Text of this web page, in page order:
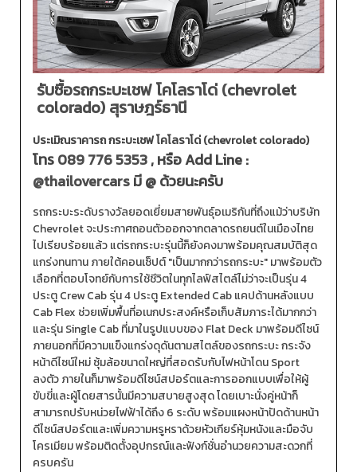
รับซื้อรถกระบะเชฟ โคโลราโด่ (chevrolet
colorado) สุราษฎร์ธานี
ประเมิณราคารถ กระบะเชฟ โคโลราโด่ (chevrolet colorado)
โทร089 776 5353, หรือ Add Line :
@thailovercarsมี @ ด้วยนะครับ
รถกระบะระดับรางวัลยอดเยี่ยมสายพันธุ์อเมริกันที่ถึงแม้ว่าบริษัท
Chevrolet จะประกาศถอนตัวออกจากตลาดรถยนต์ในเมืองไทย
ไปเรียบร้อยแล้ว แต่รถกระบะรุ่นนี้ก็ยังคงมาพร้อมคุณสมบัติสุด
แกร่งทนทาน ภายใต้คอนเซ็ปต์ "เป็นมากกว่ารถกระบะ" มาพร้อมตัว
เลือกที่ตอบโจทย์กับการใช้ชีวิตในทุกไลฟ์สไตล์ไม่ว่าจะเป็นรุ่น 4
ประตู Crew Cab รุ่น 4 ประตู Extended Cab แคปด้านหลังแบบ
Cab Flex ช่วยเพิ่มพื้นที่อเนกประสงค์หรือเก็บสัมภาระได้มากกว่า
และรุ่น Single Cab ที่มาในรูปแบบของ Flat Deck มาพร้อมดีไซน์
ภายนอกที่มีความแข็งแกร่งดุดันตามสไตล์ของรถกระบะ กระจัง
หน้าดีไซน์ใหม่ ซุ้มล้อขนาดใหญ่ที่สอดรับกับไฟหน้าโดน Sport
ลงตัว ภายในก็มาพร้อมดีไซน์สปอร์ตและการออกแบบเพื่อให้ผู้
ขับขี่และผู้โดยสารนั้นมีความสบายสูงสุด โดยเบาะนั่งคู่หน้าก็
สามารถปรับหน่วยไฟฟ้าได้ถึง 6 ระดับ พร้อมแผงหน้าปัดด้านหน้า
ดีไซน์สปอร์ตและเพิ่มความหรูหราด้วยหัวเกียร์หุ้มหนังและมือจับ
โครเมียม พร้อมติดตั้งอุปกรณ์และฟังก์ชั่นอำนวยความสะดวกที่
ครบครัน